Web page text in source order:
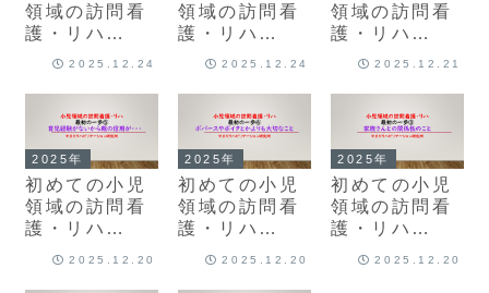
領域の訪問看
護・リハ
⑧「看護師さ
トとの訪問の
違いは？」
2025.12.24
領域の訪問看
護・リハ
⑦「頼ること
ない」
2025.12.24
領域の訪問看
護・リハ
⑥「リハビリ
説明のこと」
2025.12.21
2025年
初めての小児
領域の訪問看
護・リハ
2025.12.20
2025年
初めての小児
領域の訪問看
護・リハ
2025.12.20
2025年
初めての小児
領域の訪問看
護・リハ
2025.12.20